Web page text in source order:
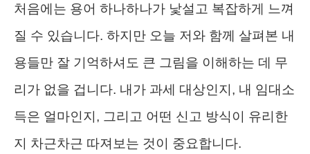
처음에는 용어 하나하나가 낯설고 복잡하게 느껴
질 수 있습니다. 하지만 오늘 저와 함께 살펴본 내
용들만 잘 기억하셔도 큰 그림을 이해하는 데 무
리가 없을 겁니다. 내가 과세 대상인지, 내 임대소
득은 얼마인지, 그리고 어떤 신고 방식이 유리한
지 차근차근 따져보는 것이 중요합니다.